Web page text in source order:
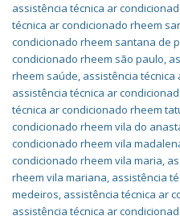
assistência técnica ar
técnica ar condicionado rheem
condicionado rheem santana de
condicionado rheem são paulo,
rheem saúde, assistência técnica
assistência técnica ar
técnica ar condicionado rheem
condicionado rheem vila do
condicionado rheem vila
condicionado rheem vila maria,
rheem vila mariana, assistência
medeiros, assistência técnica ar
assistência técnica ar